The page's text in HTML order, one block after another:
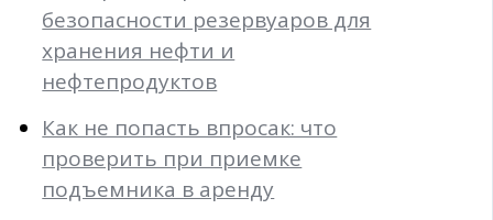
безопасности резервуаров для
хранения нефти и
нефтепродуктов
Как не попасть впросак: что
проверить при приемке
подъемника в аренду